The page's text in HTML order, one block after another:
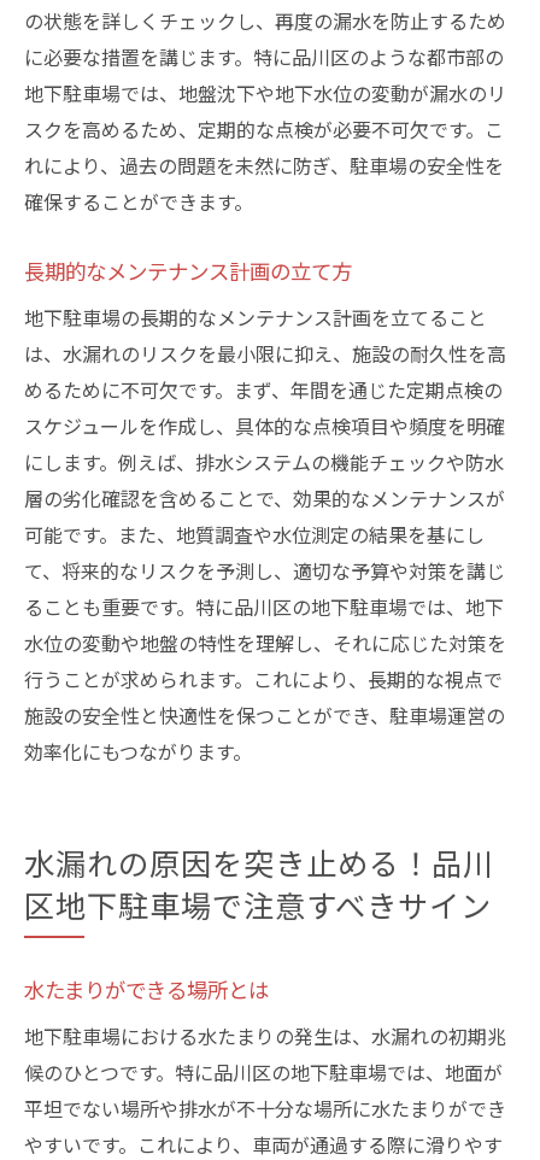
の状態を詳しくチェックし、再度の漏水を防止するため
に必要な措置を講じます。特に品川区のような都市部の
地下駐車場では、地盤沈下や地下水位の変動が漏水のリ
スクを高めるため、定期的な点検が必要不可欠です。こ
れにより、過去の問題を未然に防ぎ、駐車場の安全性を
確保することができます。
長期的なメンテナンス計画の立て方
地下駐車場の長期的なメンテナンス計画を立てること
は、水漏れのリスクを最小限に抑え、施設の耐久性を高
めるために不可欠です。まず、年間を通じた定期点検の
スケジュールを作成し、具体的な点検項目や頻度を明確
にします。例えば、排水システムの機能チェックや防水
層の劣化確認を含めることで、効果的なメンテナンスが
可能です。また、地質調査や水位測定の結果を基にし
て、将来的なリスクを予測し、適切な予算や対策を講じ
ることも重要です。特に品川区の地下駐車場では、地下
水位の変動や地盤の特性を理解し、それに応じた対策を
行うことが求められます。これにより、長期的な視点で
施設の安全性と快適性を保つことができ、駐車場運営の
効率化にもつながります。
水漏れの原因を突き止める！品川
区地下駐車場で注意すべきサイン
水たまりができる場所とは
地下駐車場における水たまりの発生は、水漏れの初期兆
候のひとつです。特に品川区の地下駐車場では、地面が
平坦でない場所や排水が不十分な場所に水たまりができ
やすいです。これにより、車両が通過する際に滑りやす